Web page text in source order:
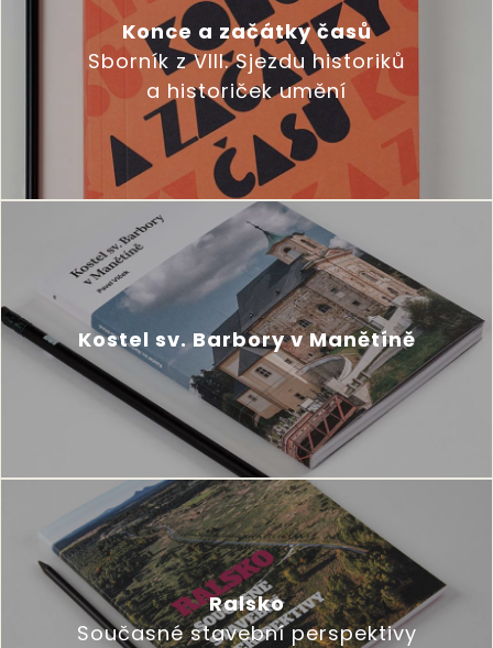
Konce a začátky časů
Sborník z VIII. Sjezdu historiků
a historiček umění
Kostel sv. Barbory v Manětíně
Ralsko
Současné stavební perspektivy